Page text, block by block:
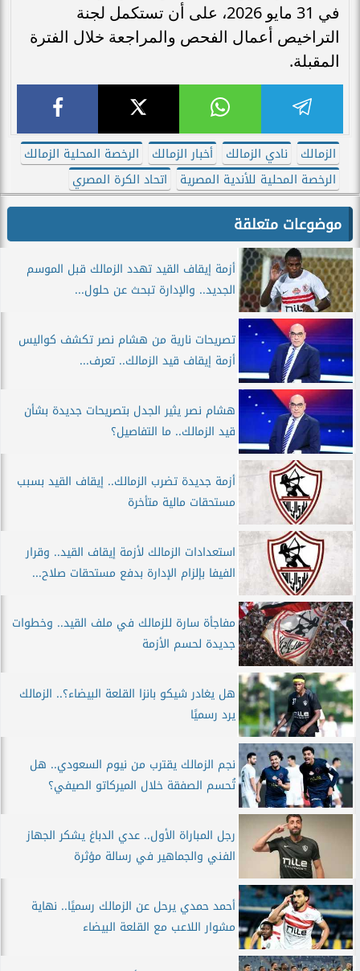
في 31 مايو 2026، على أن تستكمل لجنة
التراخيص أعمال الفحص والمراجعة خلال الفترة
المقبلة.
الزمالك نادي الزمالك أخبار الزمالك
الرخصة المحلية الزمالك
الرخصة المحلية للأندية المصرية
اتحاد الكرة المصري
موضوعات متعلقة
أزمة إيقاف القيد تهدد الزمالك قبل الموسم
الجديد.. والإدارة تبحث عن حلول...
تصريحات نارية من هشام نصر تكشف كواليس
أزمة إيقاف قيد الزمالك.. تعرف...
هشام نصر يثير الجدل بتصريحات جديدة بشأن
قيد الزمالك.. ما التفاصيل؟
أزمة جديدة تضرب الزمالك.. إيقاف القيد بسبب
مستحقات مالية متأخرة
استعدادات الزمالك لأزمة إيقاف القيد.. وقرار
الفيفا بإلزام الإدارة بدفع مستحقات صلاح...
مفاجأة سارة للزمالك في ملف القيد.. وخطوات
جديدة لحسم الأزمة
هل يغادر شيكو بانزا القلعة البيضاء؟.. الزمالك
يرد رسميًا
نجم الزمالك يقترب من نيوم السعودي.. هل
تُحسم الصفقة خلال الميركاتو الصيفي؟
رجل المباراة الأول.. عدي الدباغ يشكر الجهاز
الفني والجماهير في رسالة مؤثرة
أحمد حمدي يرحل عن الزمالك رسميًا.. نهاية
مشوار اللاعب مع القلعة البيضاء